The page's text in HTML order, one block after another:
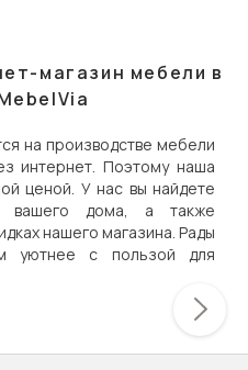
магазин мебели в
на производстве мебели
интернет. Поэтому наша
ценой. У нас вы найдете
вашего дома, а также
нашего магазина. Рады
уютнее с пользой для